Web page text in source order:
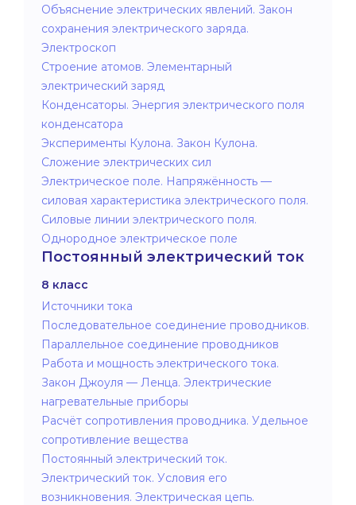
Объяснение электрических явлений. Закон
сохранения электрического заряда.
Электроскоп
Строение атомов. Элементарный
электрический заряд
Конденсаторы. Энергия электрического поля
конденсатора
Эксперименты Кулона. Закон Кулона.
Сложение электрических сил
Электрическое поле. Напряжённость —
силовая характеристика электрического поля.
Силовые линии электрического поля.
Однородное электрическое поле
Постоянный электрический ток
8 класс
Источники тока
Последовательное соединение проводников.
Параллельное соединение проводников
Работа и мощность электрического тока.
Закон Джоуля — Ленца. Электрические
нагревательные приборы
Расчёт сопротивления проводника. Удельное
сопротивление вещества
Постоянный электрический ток.
Электрический ток. Условия его
возникновения. Электрическая цепь.